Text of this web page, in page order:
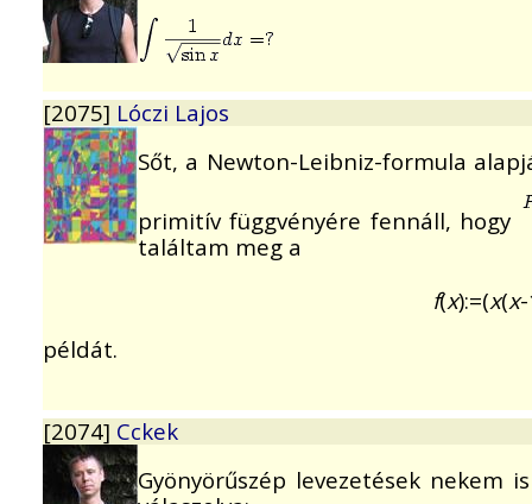
[2075] Lóczi Lajos
Sőt, a Newton-Leibniz-formula
primitív függvényére fennáll, hogy
találtam meg a
f(x):=(x(x
példát.
[2074] Cckek
Gyönyörűszép levezetések